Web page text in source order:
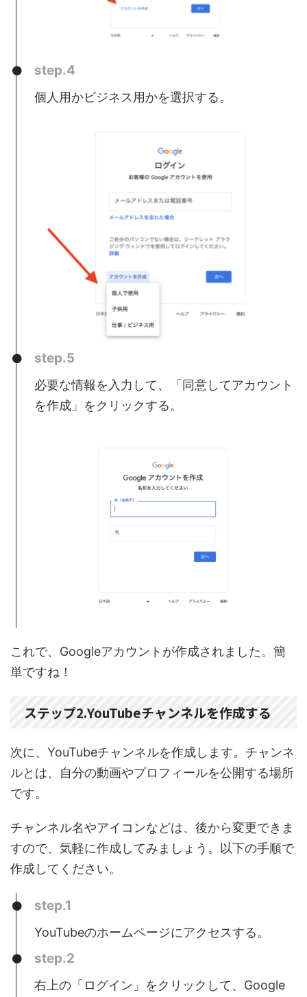
step.4
個人用かビジネス用かを選択する。
step.5
必要な情報を入力して、「同意してアカウント
を作成」をクリックする。
これで、Googleアカウントが作成されました。簡
単ですね！
ステップ2.YouTubeチャンネルを作成する
次に、YouTubeチャンネルを作成します。チャンネ
ルとは、自分の動画やプロフィールを公開する場所
です。
チャンネル名やアイコンなどは、後から変更できま
すので、気軽に作成してみましょう。以下の手順で
作成してください。
step.1
YouTubeのホームページにアクセスする。
step.2
右上の「ログイン」をクリックして、Google